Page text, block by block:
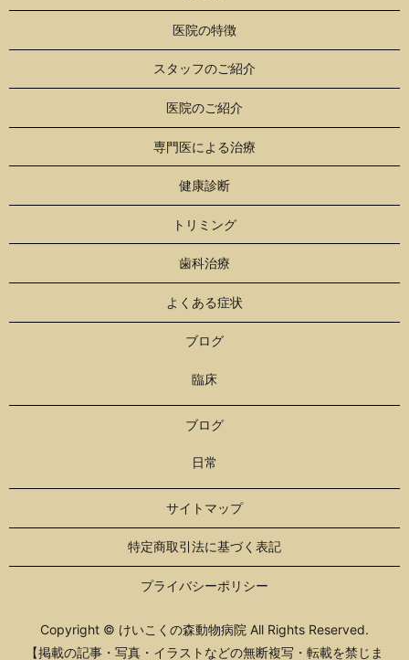
医院の特徴
スタッフのご紹介
医院のご紹介
専門医による治療
健康診断
トリミング
歯科治療
よくある症状
ブログ
臨床
ブログ
日常
サイトマップ
特定商取引法に基づく表記
プライバシーポリシー
Copyright © けいこくの森動物病院 All Rights Reserved.
【掲載の記事・写真・イラストなどの無断複写・転載を禁じま